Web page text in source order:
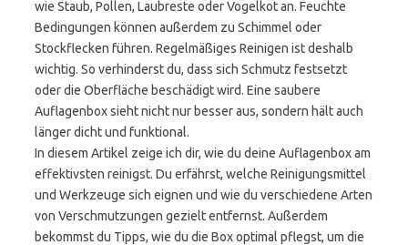
wie Staub, Pollen, Laubreste oder Vogelkot an. Feuchte
Bedingungen können außerdem zu Schimmel oder
Stockflecken führen. Regelmäßiges Reinigen ist deshalb
wichtig. So verhinderst du, dass sich Schmutz festsetzt
oder die Oberfläche beschädigt wird. Eine saubere
Auflagenbox sieht nicht nur besser aus, sondern hält auch
länger dicht und funktional.
In diesem Artikel zeige ich dir, wie du deine Auflagenbox am
effektivsten reinigst. Du erfährst, welche Reinigungsmittel
und Werkzeuge sich eignen und wie du verschiedene Arten
von Verschmutzungen gezielt entfernst. Außerdem
bekommst du Tipps, wie du die Box optimal pflegst, um die